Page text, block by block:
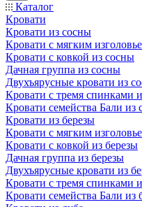
Каталог
Кровати
Кровати из сосны
Кровати с мягким
Кровати с ковкой из сосны
Дачная группа из сосны
Двухъярусные кровати из
Кровати с тремя спинками
Кровати семейства Бали из
Кровати из березы
Кровати с мягким
Кровати с ковкой из березы
Дачная группа из березы
Двухъярусные кровати из
Кровати с тремя спинками
Кровати семейства Бали из